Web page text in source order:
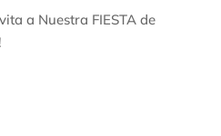
a Nuestra FIESTA de